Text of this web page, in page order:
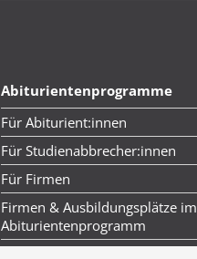
Abiturientenprogramme
Für Abiturient:innen
Für Studienabbrecher:innen
Für Firmen
Firmen & Ausbildungsplätze im
Abiturientenprogramm